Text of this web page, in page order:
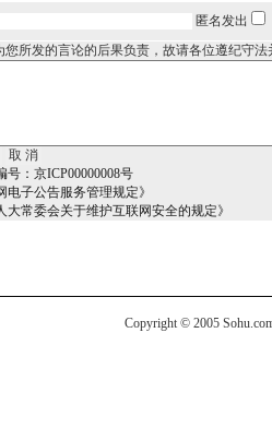
匿名发出
您所发的言论的后果负责，故请各位遵纪守
号：京ICP00000008号
电子公告服务管理规定》
大常委会关于维护互联网安全的规定》
Copyright © 2005